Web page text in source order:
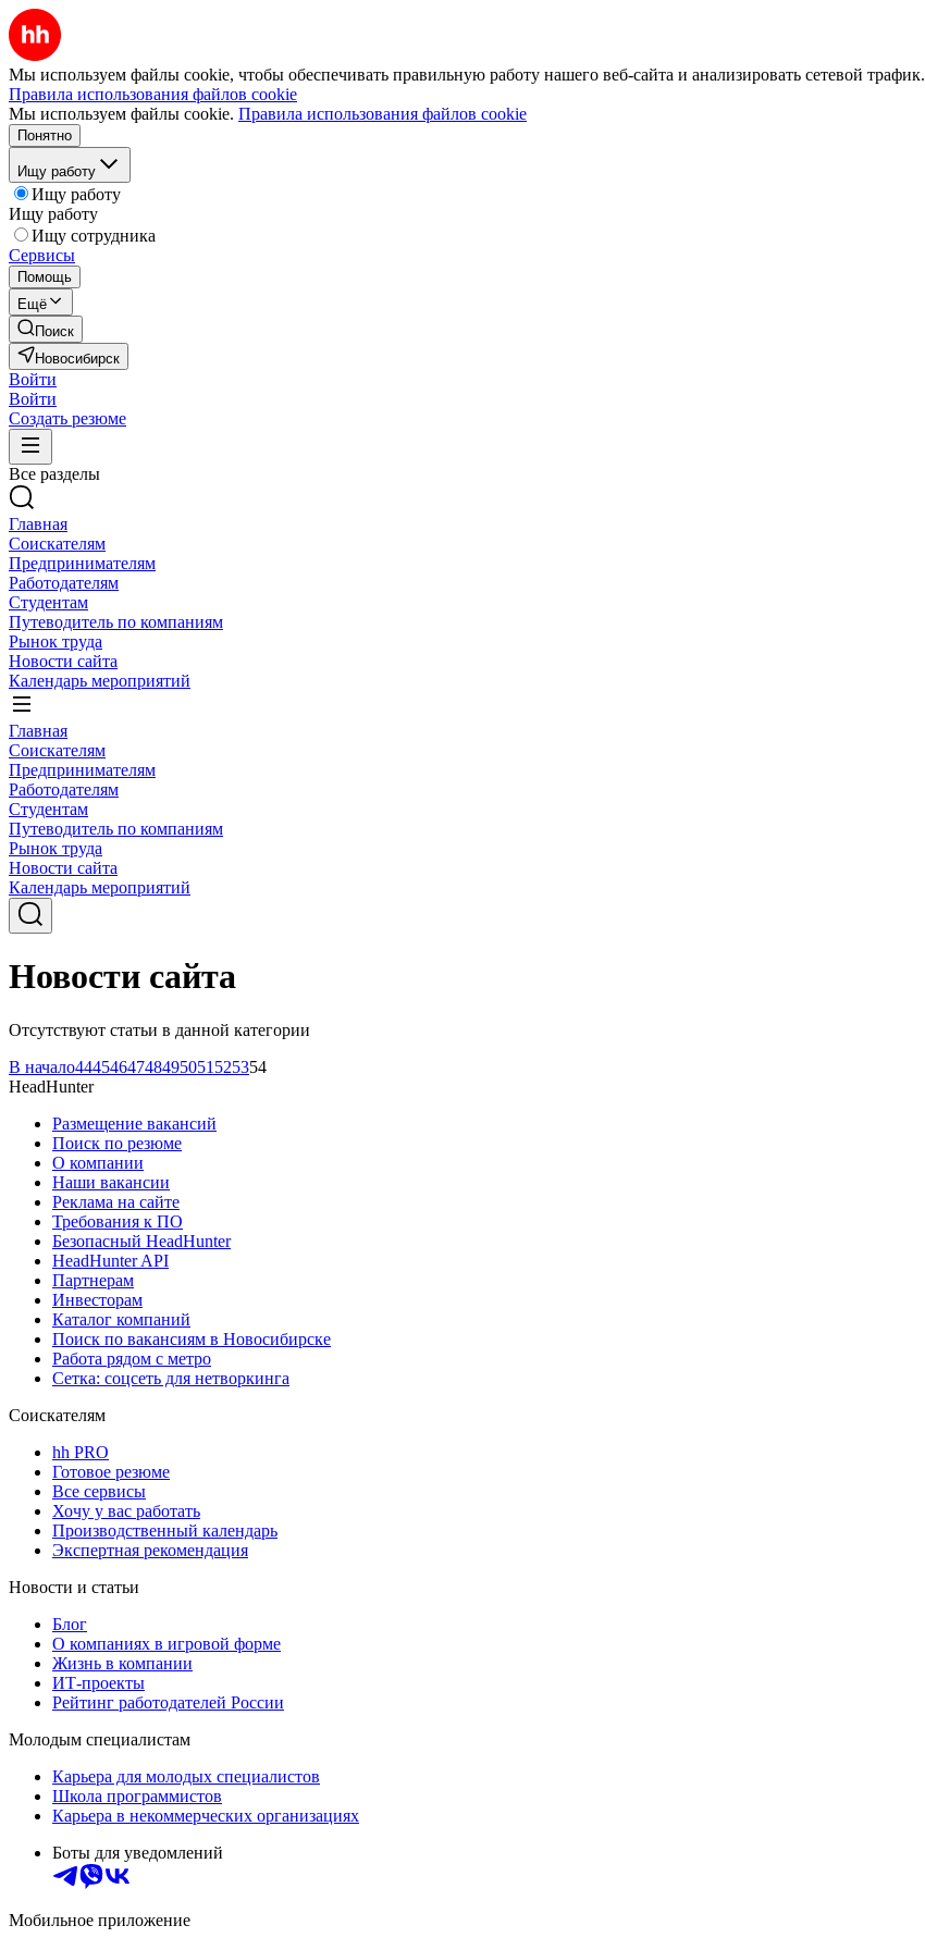
Мы используем файлы cookie, чтобы обеспечивать правильную работу нашего веб-сайта и анализировать сетевой трафик.
Правила использования файлов cookie
Мы используем файлы cookie. Правила использования файлов cookie
Понятно
Ищу работу
Ищу работу
Ищу работу
Ищу сотрудника
Сервисы
Помощь
Ещё
Поиск
Новосибирск
Войти
Войти
Создать резюме
Все разделы
Главная
Соискателям
Предпринимателям
Работодателям
Студентам
Путеводитель по компаниям
Рынок труда
Новости сайта
Календарь мероприятий
Главная
Соискателям
Предпринимателям
Работодателям
Студентам
Путеводитель по компаниям
Рынок труда
Новости сайта
Календарь мероприятий
Новости сайта
Отсутствуют статьи в данной категории
В начало4445464748495051 525354
HeadHunter
Размещение вакансий
Поиск по резюме
О компании
Наши вакансии
Реклама на сайте
Требования к ПО
Безопасный HeadHunter
HeadHunter API
Партнерам
Инвесторам
Каталог компаний
Поиск по вакансиям в Новосибирске
Работа рядом с метро
Сетка: соцсеть для нетворкинга
Соискателям
hh PRO
Готовое резюме
Все сервисы
Хочу у вас работать
Производственный календарь
Экспертная рекомендация
Новости и статьи
Блог
О компаниях в игровой форме
Жизнь в компании
ИТ-проекты
Рейтинг работодателей России
Молодым специалистам
Карьера для молодых специалистов
Школа программистов
Карьера в некоммерческих организациях
Боты для уведомлений
Мобильное приложение